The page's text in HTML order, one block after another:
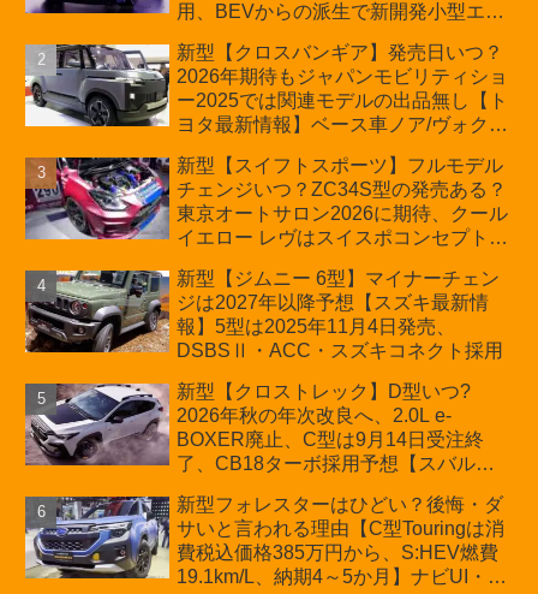
用、BEVからの派生で新開発小型エン
の採用は無しか【トヨタ最新情報】60
周年記念車発売
新型【クロスバンギア】発売日いつ？
2026年期待もジャパンモビリティショ
ー2025では関連モデルの出品無し【ト
ヨタ最新情報】ベース車ノア/ヴォクシ
ほか「コア」と「ツール」、デリカ
D:5対抗のクロスオーバーSUVミニバ
ン
新型【スイフトスポーツ】フルモデル
チェンジいつ？ZC34S型の発売ある？
東京オートサロン2026に期待、クール
イエロー レヴはスイスポコンセプト
プが争点【スズキ最新情報】特別仕様
車「ZC33S Final Edition」終了
新型【ジムニー 6型】マイナーチェン
ジは2027年以降予想【スズキ最新情
報】5型は2025年11月4日発売、
DSBSⅡ・ACC・スズキコネクト採用
新型【クロストレック】D型いつ?
2026年秋の年次改良へ、2.0L e-
BOXER廃止、C型は9月14日受注終
了、CB18ターボ採用予想【スバル最
新型フォレスターはひどい？後悔・ダ
サいと言われる理由【C型Touringは消
費税込価格385万円から、S:HEV燃費
19.1km/L、納期4～5か月】ナビUI・冬